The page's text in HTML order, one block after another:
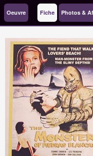
Oeuvre Fiche Photos &